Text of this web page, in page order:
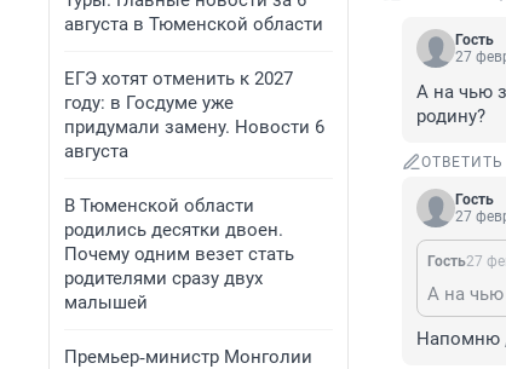
августа в Тюменской области
ЕГЭ хотят отменить к 2027
году: в Госдуме уже
придумали замену. Новости 6
августа
В Тюменской области
родились десятки двоен.
Почему одним везет стать
родителями сразу двух
малышей
Премьер‑министр Монголии
Гость
27
А на чью
родину?
ОТВЕТИТЬ
Гость
27
Гость27
Напомню